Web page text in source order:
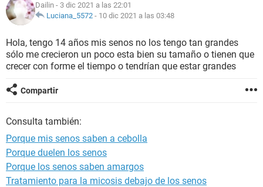
NUTRICIÓN
BIENESTAR
Dailin - 3 dic 2021 a las 22:01
Luciana_5572 - 10 dic 2021 a las 03:48
Hola, tengo 14 años mis senos no los tengo tan grandes
sólo me crecieron un poco esta bien su tamaño o tienen que
crecer con forme el tiempo o tendrían que estar grandes
Compartir
Consulta también:
Porque mis senos saben a cebolla
Porque duelen los senos
Porque los senos saben amargos
Tratamiento para la micosis debajo de los senos